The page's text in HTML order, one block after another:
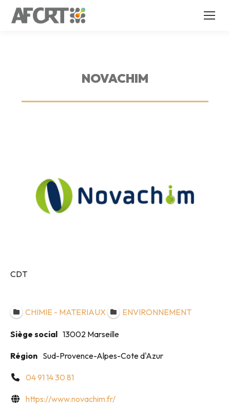
NOVACHIM
CDT
CHIMIE - MATERIAUX ENVIRONNEMENT
Siège social 13002 Marseille
Région Sud-Provence-Alpes-Cote d'Azur
04 91 14 30 81
https://www.novachim.fr/